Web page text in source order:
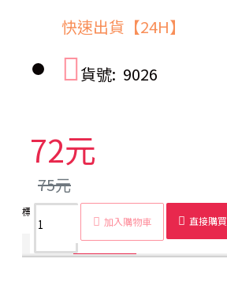
快速出貨【24H】
貨號: 9026
72元
75元
加入購物車 直接購買
標籤：
商品詳情 配送時間